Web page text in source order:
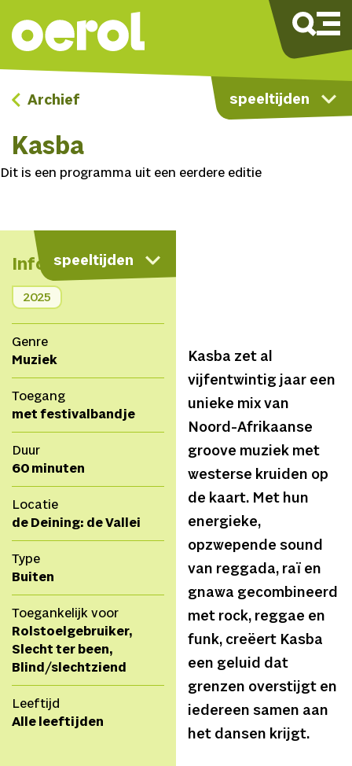
speeltijden
Archief
Kasba
Dit is een programma uit een eerdere editie
speeltijden
Info
2025
Genre
Muziek
Toegang
met festivalbandje
Duur
60 minuten
Locatie
de Deining: de Vallei
Type
Buiten
Toegankelijk voor
Rolstoelgebruiker,
Slecht ter been,
Blind/slechtziend
Leeftijd
Alle leeftijden
Kasba zet al
vijfentwintig jaar een
unieke mix van
Noord-Afrikaanse
groove muziek met
westerse kruiden op
de kaart. Met hun
energieke,
opzwepende sound
van reggada, raï en
gnawa gecombineerd
met rock, reggae en
funk, creëert Kasba
een geluid dat
grenzen overstijgt en
iedereen samen aan
het dansen krijgt.